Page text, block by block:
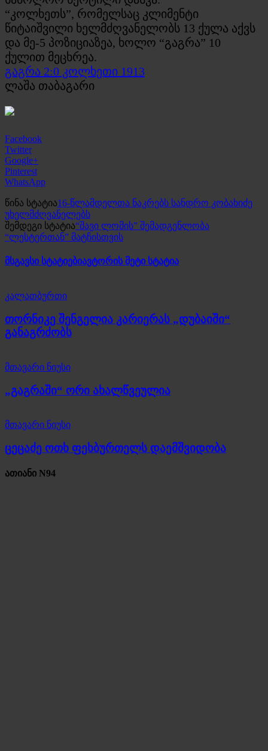
“კოლხეთს”, რომელსაც კლიმენტი
წიტაიშვილი ხელმძღვანელობს 13 ქულა აქვს
და მე-5 პოზიციაზეა, ხოლო “გაგრა” 10
ქულით მეცხრეა.
გაგრა 2:0 კოლხეთი 1913
ლაშა თაბაგარი
Facebook
Twitter
Google+
Pinterest
WhatsApp
წინა სტატია16-წლამდელთა ნაკრებს სანდრო კობახიძე
უხელმძღვანელებს
შემდეგი სტატია“შავი ლომის” შემადგენლობა
“ლესტერთან” მატჩისთვის
მსგავსი სტატიებიავტორის მეტი სტატია
კალათბურთი
თორნიკე შენგელია კარიერას „დუბაიში“
განაგრძობს
მთავარი ნიუსი
„გაგრაში“ ორი ახალწვეულია
მთავარი ნიუსი
ცეცაძე ოთხ ფეხბურთელს დაემშვიდობა
ათიანი N94